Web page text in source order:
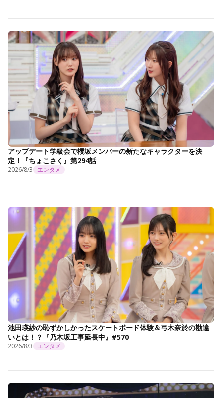
アップデート学級会で櫻坂メンバーの新たなキャラクターを決
定！『ちょこさく』第294話
2026/8/3 エンタメ
池田瑛紗の恥ずかしかったスケートボード体験＆弓木奈於の勘違
いとは！？『乃木坂工事延長中』#570
2026/8/3 エンタメ